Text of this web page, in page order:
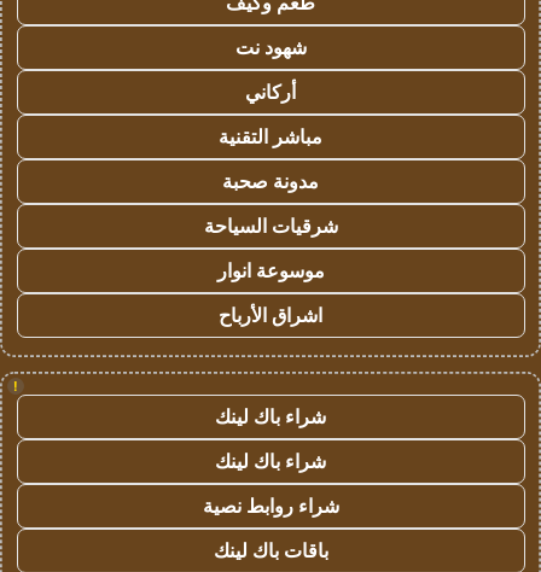
شهود نت
أركاني
مباشر التقنية
مدونة صحبة
شرقيات السياحة
موسوعة انوار
اشراق الأرباح
!
شراء باك لينك
شراء باك لينك
شراء روابط نصية
باقات باك لينك